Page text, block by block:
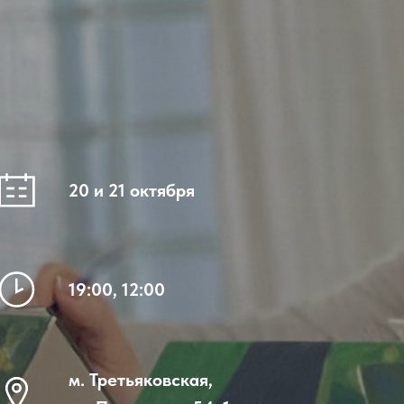
20 и 21 октября
19:00, 12:00
м. Третьяковская,